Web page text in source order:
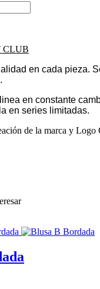
CLUB
en cada pieza.
en constante
en series limitadas.
de la marca y